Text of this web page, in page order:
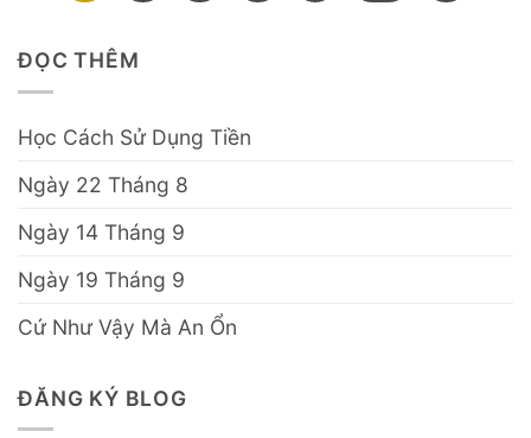
ĐỌC THÊM
Học Cách Sử Dụng Tiền
Ngày 22 Tháng 8
Ngày 14 Tháng 9
Ngày 19 Tháng 9
Cứ Như Vậy Mà An Ổn
ĐĂNG KÝ BLOG